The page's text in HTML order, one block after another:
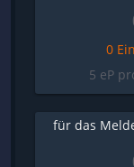
0
5 eP
für das